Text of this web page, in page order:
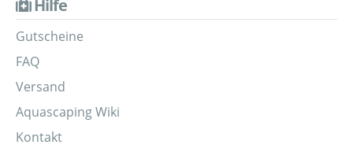
Hilfe
Gutscheine
FAQ
Versand
Aquascaping Wiki
Kontakt